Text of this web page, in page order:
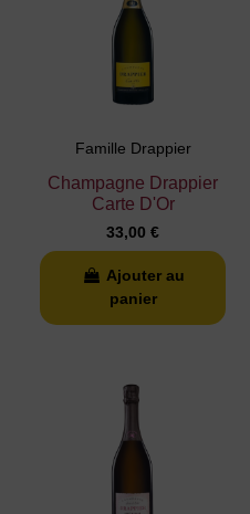
Famille Drappier
Champagne Drappier
Carte D'Or
33,00 €
Ajouter au
panier